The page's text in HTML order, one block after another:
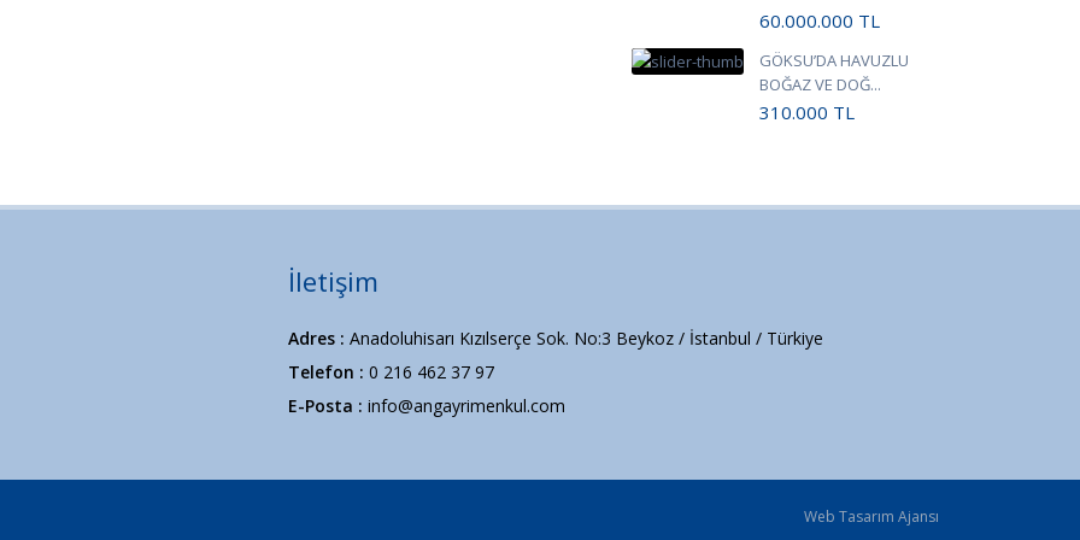
60.000.000 TL
GÖKSU’DA HAVUZLU
BOĞAZ VE DOĞ...
310.000 TL
İletişim
Adres : Anadoluhisarı Kızılserçe Sok. No:3 Beykoz / İstanbul / Türkiye
Telefon : 0 216 462 37 97
E-Posta : info@angayrimenkul.com
Web Tasarım Ajansı